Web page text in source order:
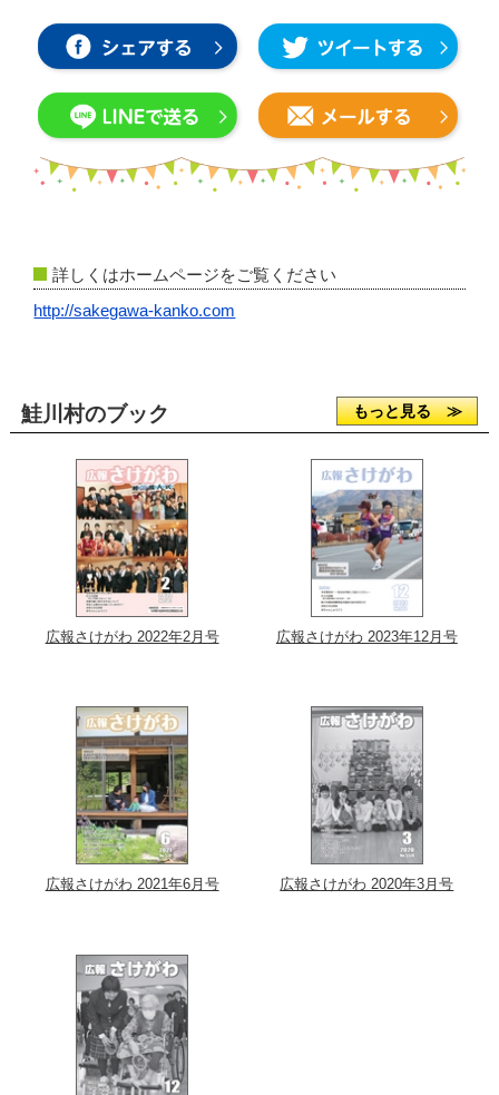
詳しくはホームページをご覧ください
http://sakegawa-kanko.com
鮭川村のブック もっと見る ≫
広報さけがわ 2022年2月号 広報さけがわ 2023年12月号
広報さけがわ 2021年6月号 広報さけがわ 2020年3月号